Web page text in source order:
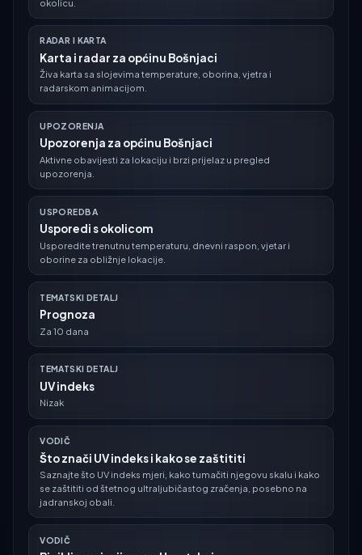
RADAR I KARTA
Karta i radar za općinu Bošnjaci
Živa karta sa slojevima temperature, oborina, vjetra i
radarskom animacijom.
UPOZORENJA
Upozorenja za općinu Bošnjaci
Aktivne obavijesti za lokaciju i brzi prijelaz u pregled
upozorenja.
USPOREDBA
Usporedi s okolicom
Usporedite trenutnu temperaturu, dnevni raspon, vjetar i
oborine za obližnje lokacije.
TEMATSKI DETALJ
Prognoza
Za 10 dana
TEMATSKI DETALJ
UV indeks
Nizak
VODIČ
Što znači UV indeks i kako se zaštititi
Saznajte što UV indeks mjeri, kako tumačiti njegovu skalu i kako
se zaštititi od štetnog ultraljubičastog zračenja, posebno na
jadranskoj obali.
VODIČ